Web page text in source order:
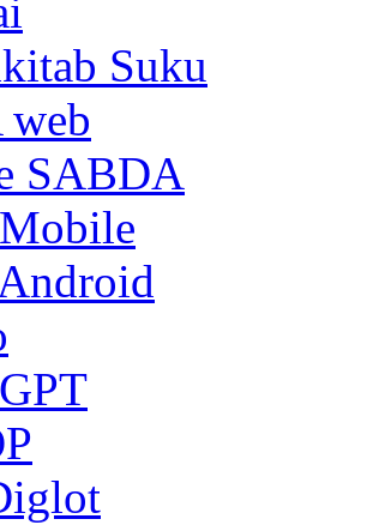
Suku
SABDA